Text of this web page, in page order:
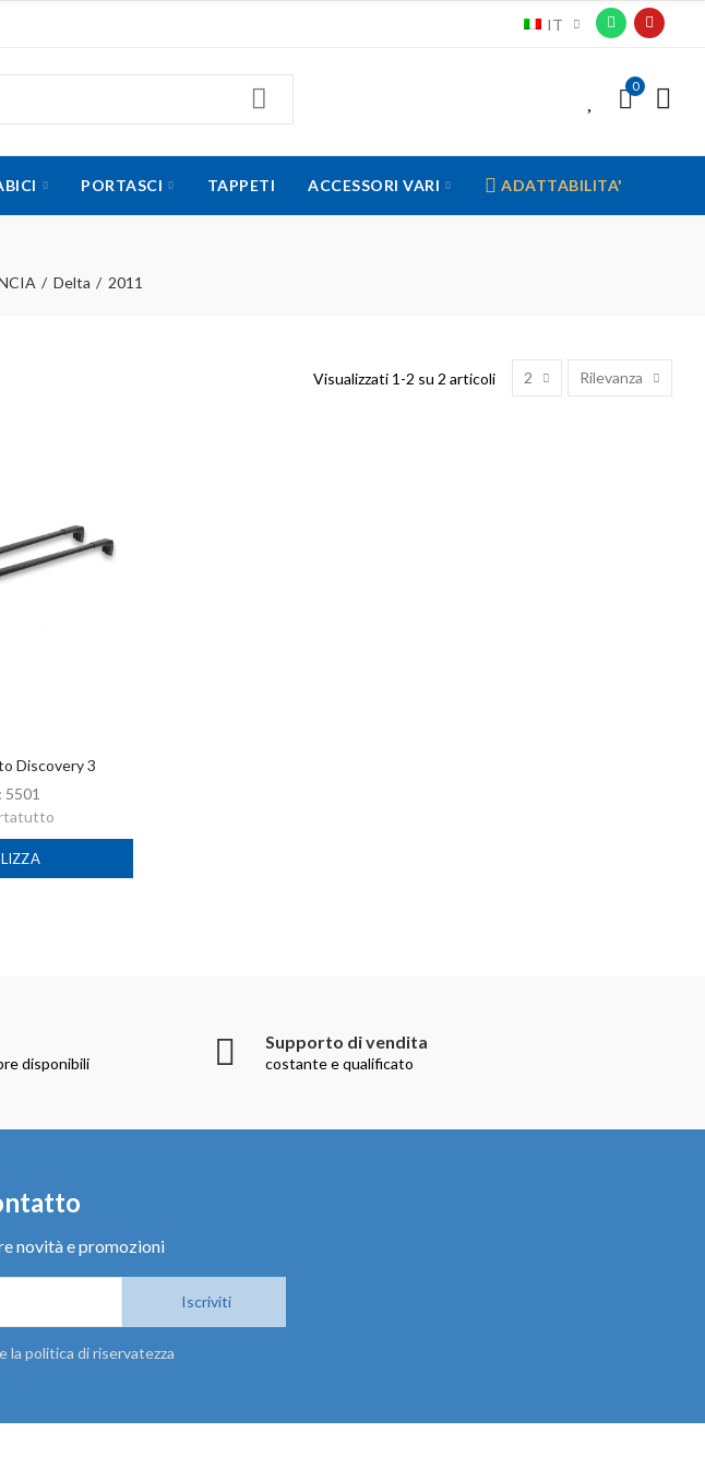
IT
0
PORTASCI TAPPETI ACCESSORI VARI ADATTABILITA'
Delta 2011
Visualizzati 1-2 su 2 articoli 2 Rilevanza
Discovery 3
5501
disponibili
Supporto di vendita
costante e qualificato
novità e promozioni
Iscriviti
la politica di riservatezza